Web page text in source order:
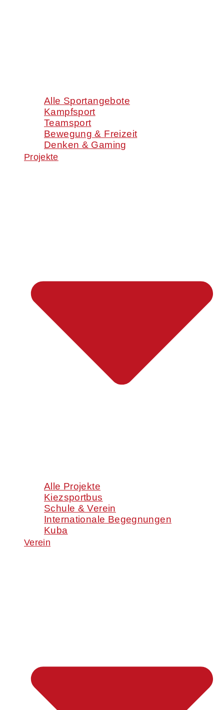
Alle Sportangebote
Kampfsport
Teamsport
Bewegung & Freizeit
Denken & Gaming
Projekte
Alle Projekte
Kiezsportbus
Schule & Verein
Internationale Begegnungen
Kuba
Verein